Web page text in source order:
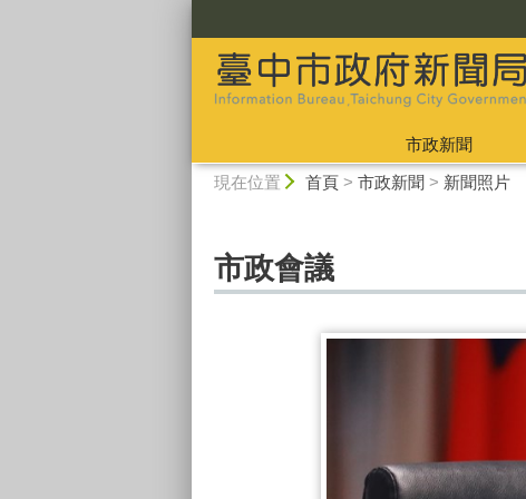
市政新聞
現在位置 首頁> 市政新聞 > 新聞照片
市政會議